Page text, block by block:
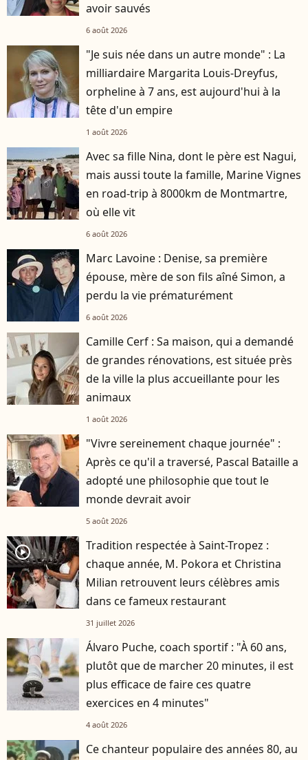
avoir sauvés
6 août 2026
"Je suis née dans un autre monde" : La
milliardaire Margarita Louis-Dreyfus,
orpheline à 7 ans, est aujourd'hui à la
tête d'un empire
1 août 2026
Avec sa fille Nina, dont le père est Nagui,
mais aussi toute la famille, Marine Vignes
en road-trip à 8000km de Montmartre,
où elle vit
6 août 2026
Marc Lavoine : Denise, sa première
épouse, mère de son fils aîné Simon, a
perdu la vie prématurément
6 août 2026
Camille Cerf : Sa maison, qui a demandé
de grandes rénovations, est située près
de la ville la plus accueillante pour les
animaux
1 août 2026
"Vivre sereinement chaque journée" :
Après ce qu'il a traversé, Pascal Bataille a
adopté une philosophie que tout le
monde devrait avoir
5 août 2026
player2
Tradition respectée à Saint-Tropez :
chaque année, M. Pokora et Christina
Milian retrouvent leurs célèbres amis
dans ce fameux restaurant
31 juillet 2026
Álvaro Puche, coach sportif : "À 60 ans,
plutôt que de marcher 20 minutes, il est
plus efficace de faire ces quatre
exercices en 4 minutes"
4 août 2026
Ce chanteur populaire des années 80, au